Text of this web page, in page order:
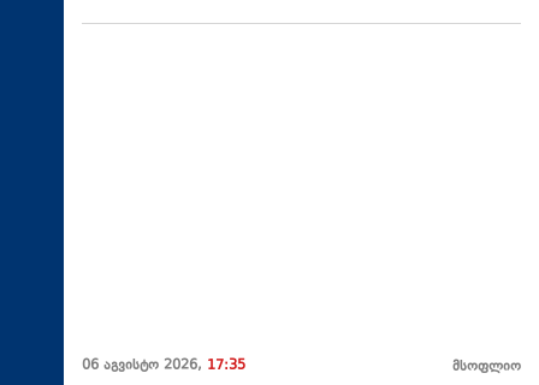
06 აგვისტო 2026, 17:35 მსოფლიო